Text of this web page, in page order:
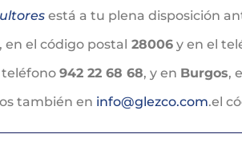
está a tu plena disposición
, en el código postal 28006 y en el
teléfono 942 22 68 68, y en Burgos,
también en info@glezco.com.el